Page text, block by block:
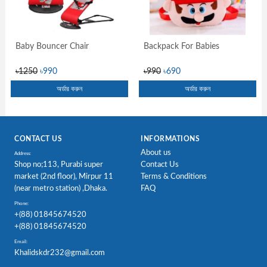
Baby Bouncer Chair
৳1250 ৳990
অর্ডার করুন
Backpack For Babies
৳990 ৳690
অর্ডার করুন
CONTACT US
Address:
Shop no;113, Purabi super
market (2nd floor), Mirpur 11
(near metro station) ,Dhaka.
Phone:
+(88) 01845674520
+(88) 01845674520
Email:
Khalidskdr232@gmail.com
INFORMATIONS
About us
Contact Us
Terms & Conditions
FAQ